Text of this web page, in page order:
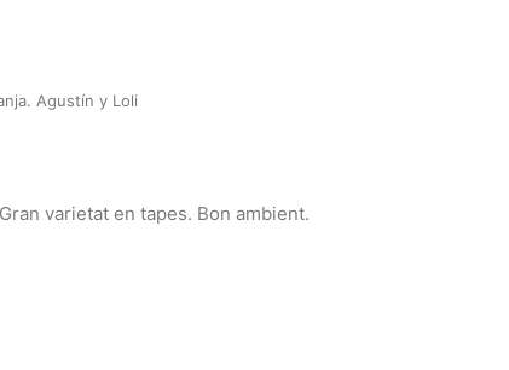
Agustín y Loli
Gran varietat en tapes. Bon ambient.